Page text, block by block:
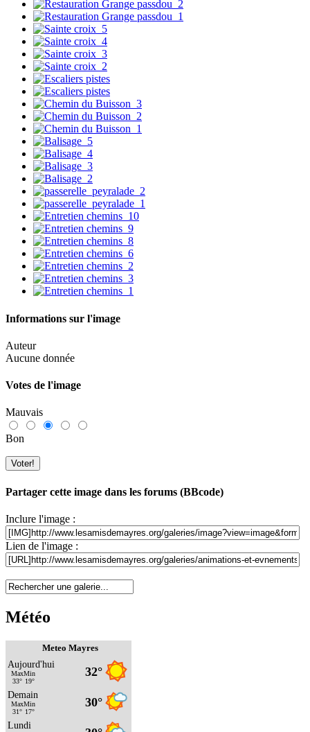
Informations sur l'image
Auteur
Aucune donnée
Votes de l'image
Mauvais
Bon
Partager cette image dans les forums (BBcode)
Inclure l'image :
Lien de l'image :
Météo
Meteo Mayres